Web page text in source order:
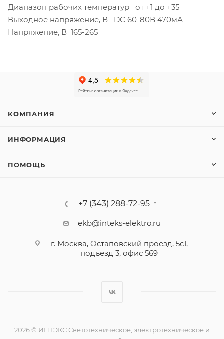
Диапазон рабочих температур от +1 до +35
Выходное напряжение, В DC 60-80В 470мА
Напряжение, В 165-265
КОМПАНИЯ
ИНФОРМАЦИЯ
ПОМОЩЬ
+7 (343) 288-72-95
ekb@inteks-elektro.ru
г. Москва, Остаповский проезд, 5с1,
подъезд 3, офис 569
2026 © ИНТЭКС Светотехническое, электротехническое и